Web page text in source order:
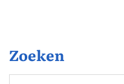
Zoeken